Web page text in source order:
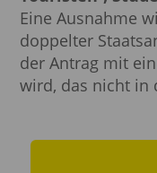
Eine Ausnahme
doppelter
der Antrag mit
wird, das nicht in